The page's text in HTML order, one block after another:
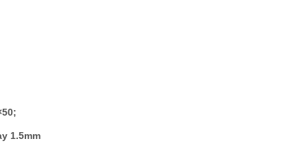
1.5mm